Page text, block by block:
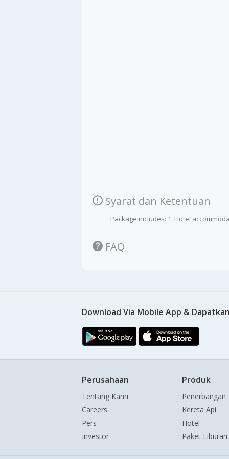
Syarat dan Ketentuan
Package includes: 1. Hotel
FAQ
Download Via Mobile App &
Perusahaan
Tentang Kami
Careers
Pers
Investor
Produk
Penerbangan
Kereta Api
Hotel
Paket Liburan